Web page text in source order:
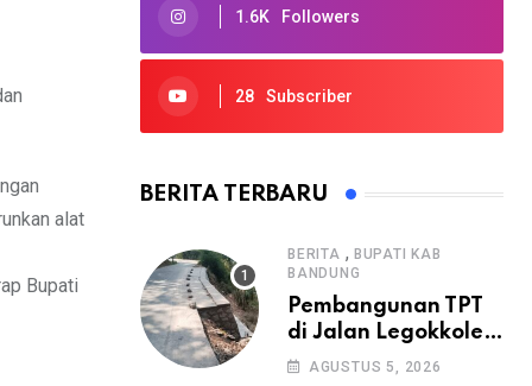
alat
Bupati
1.6K Followers
28 Subscriber
BERITA TERBARU
BERITA , BUPATI KAB
BANDUNG
Pembangunan TPT
di Jalan Legokkole
Rawabogo Disorot
AGUSTUS 5, 2026